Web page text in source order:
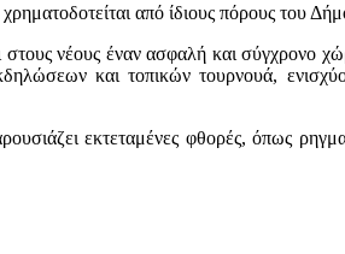
από ίδιους πόρους του
νέους έναν ασφαλή και σύγχρονο
και τοπικών τουρνουά,
εκτεταμένες φθορές, όπως